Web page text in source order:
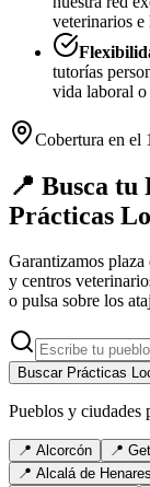
veterinarios e
tutorías
vida laboral o
Cobertura en el
📍 Busca tu
Prácticas
Garantizamos plaza
y centros
o pulsa sobre los
Buscar Prácticas
Pueblos y ciudades
📍 Alcorcón 📍
📍 Alcalá de Henares